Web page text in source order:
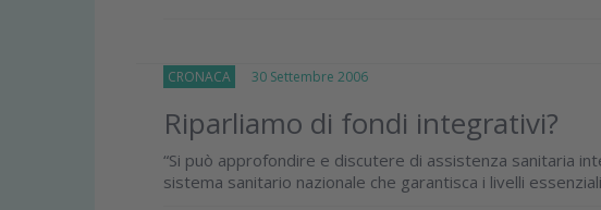
CRONACA 30 Settembre 2006
Riparliamo di fondi integrativi?
“Si può approfondire e discutere di assistenza sanitaria
sistema sanitario nazionale che garantisca i livelli